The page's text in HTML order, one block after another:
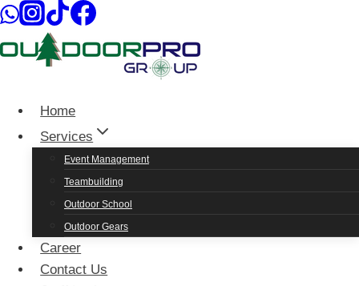
Skip
content
Home
Services
Event Management
Teambuilding
Outdoor School
Outdoor Gears
Career
Contact Us